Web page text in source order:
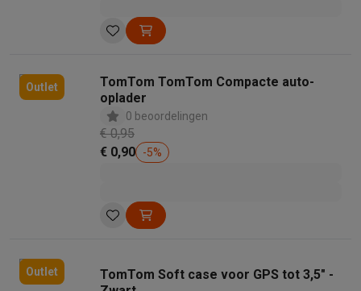
Outlet
TomTom TomTom Compacte auto-
oplader
0 beoordelingen
€ 0,95
€ 0,90
-5%
Outlet
TomTom Soft case voor GPS tot 3,5" -